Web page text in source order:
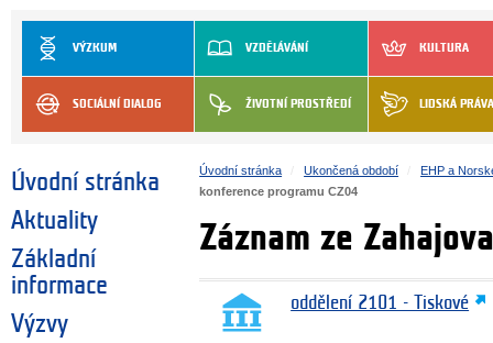
VÝZKUM VZDĚLÁVÁNÍ KULTURA
SOCIÁLNÍ DIALOG ŽIVOTNÍ PROSTŘEDÍ LIDSKÁ PRÁVA
Úvodní stránka
Aktuality
Základní
informace
Výzvy
Úvodní stránka Ukončená období
EHP a
konference programu CZ04
Záznam ze
oddělení 2101 - Tiskové